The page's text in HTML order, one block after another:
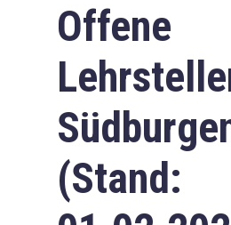
Offene
(Stand: